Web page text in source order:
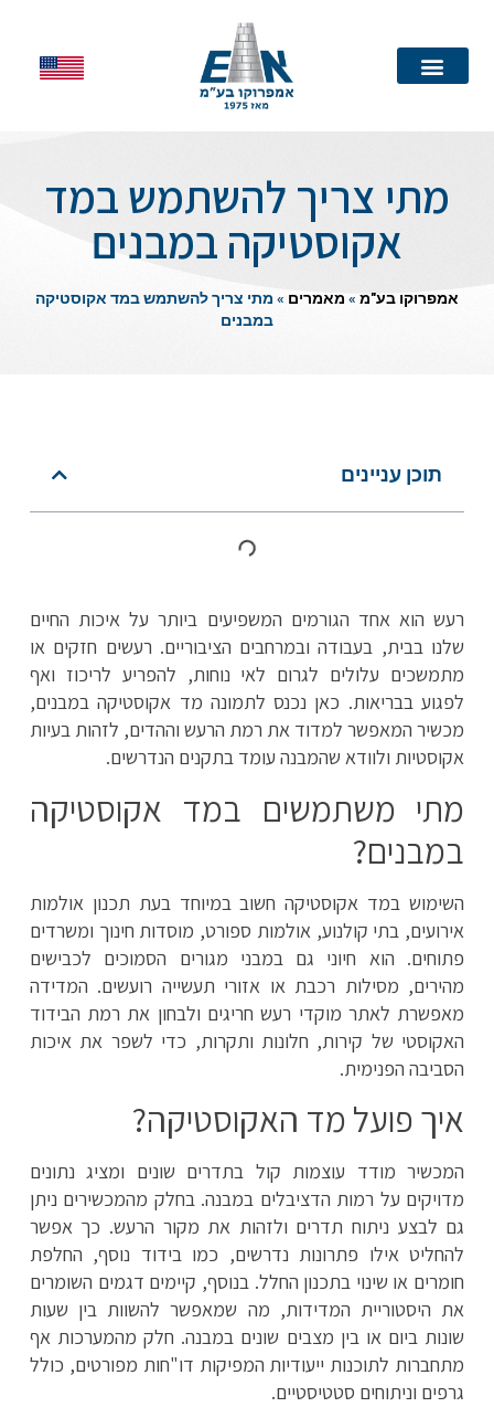
מתי צריך להשתמש במד
אקוסטיקה במבנים
אמפרוקו בע"מ » מאמרים » מתי צריך להשתמש במד אקוסטיקה
במבנים
תוכן עניינים
רעש הוא אחד הגורמים המשפיעים ביותר על איכות החיים
שלנו בבית, בעבודה ובמרחבים הציבוריים. רעשים חזקים או
מתמשכים עלולים לגרום לאי נוחות, להפריע לריכוז ואף
לפגוע בבריאות. כאן נכנס לתמונה מד אקוסטיקה במבנים,
מכשיר המאפשר למדוד את רמת הרעש וההדים, לזהות בעיות
אקוסטיות ולוודא שהמבנה עומד בתקנים הנדרשים.
מתי משתמשים במד אקוסטיקה
במבנים?
השימוש במד אקוסטיקה חשוב במיוחד בעת תכנון אולמות
אירועים, בתי קולנוע, אולמות ספורט, מוסדות חינוך ומשרדים
פתוחים. הוא חיוני גם במבני מגורים הסמוכים לכבישים
מהירים, מסילות רכבת או אזורי תעשייה רועשים. המדידה
מאפשרת לאתר מוקדי רעש חריגים ולבחון את רמת הבידוד
האקוסטי של קירות, חלונות ותקרות, כדי לשפר את איכות
הסביבה הפנימית.
איך פועל מד האקוסטיקה?
המכשיר מודד עוצמות קול בתדרים שונים ומציג נתונים
מדויקים על רמות הדציבלים במבנה. בחלק מהמכשירים ניתן
גם לבצע ניתוח תדרים ולזהות את מקור הרעש. כך אפשר
להחליט אילו פתרונות נדרשים, כמו בידוד נוסף, החלפת
חומרים או שינוי בתכנון החלל. בנוסף, קיימים דגמים השומרים
את היסטוריית המדידות, מה שמאפשר להשוות בין שעות
שונות ביום או בין מצבים שונים במבנה. חלק מהמערכות אף
מתחברות לתוכנות ייעודיות המפיקות דו"חות מפורטים, כולל
גרפים וניתוחים סטטיסטיים.